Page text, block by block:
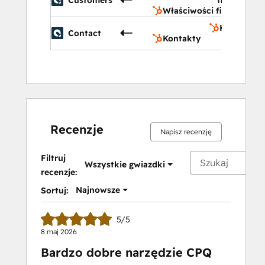
Właściwości firmy
Contact
Kontakty
Kontakty
Recenzje Napisz recenzję
Filtruj
recenzje:
Wszystkie gwiazdki
Sortuj: Najnowsze
5/5
8 maj 2026
Bardzo dobre narzędzie CPQ